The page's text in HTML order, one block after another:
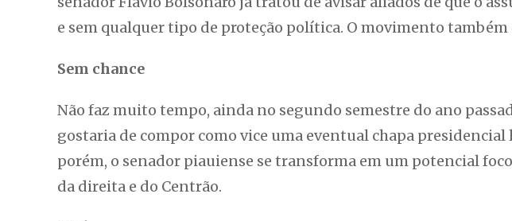
e sem qualquer tipo de proteção política. O movimento
Sem chance
Não faz muito tempo, ainda no segundo semestre do ano
gostaria de compor como vice uma eventual chapa
porém, o senador piauiense se transforma em um potencial
da direita e do Centrão.